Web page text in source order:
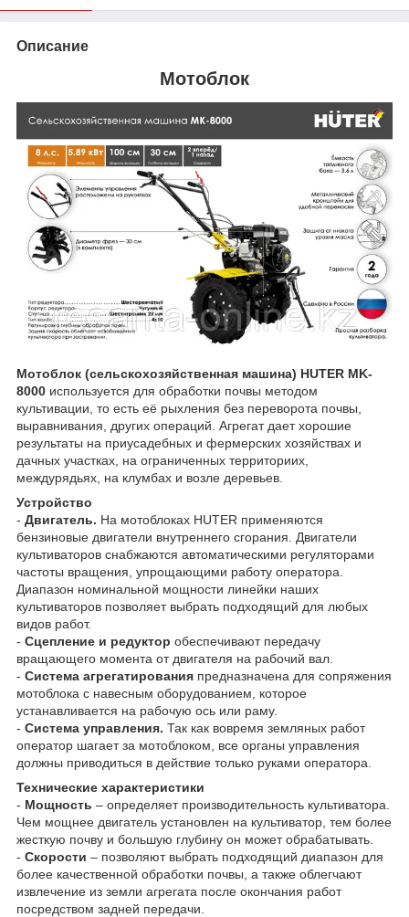
Описание
Мотоблок
Мотоблок (сельскохозяйственная машина) HUTER MK-
8000 используется для обработки почвы методом
культивации, то есть её рыхления без переворота почвы,
выравнивания, других операций. Агрегат дает хорошие
результаты на приусадебных и фермерских хозяйствах и
дачных участках, на ограниченных территориих,
междурядьях, на клумбах и возле деревьев.
Устройство
- Двигатель. На мотоблоках HUTER применяются
бензиновые двигатели внутреннего сгорания. Двигатели
культиваторов снабжаются автоматическими регуляторами
частоты вращения, упрощающими работу оператора.
Диапазон номинальной мощности линейки наших
культиваторов позволяет выбрать подходящий для любых
видов работ.
- Сцепление и редуктор обеспечивают передачу
вращающего момента от двигателя на рабочий вал.
- Система агрегатирования предназначена для сопряжения
мотоблока с навесным оборудованием, которое
устанавливается на рабочую ось или раму.
- Система управления. Так как вовремя земляных работ
оператор шагает за мотоблоком, все органы управления
должны приводиться в действие только руками оператора.
Технические характеристики
- Мощность – определяет производительность культиватора.
Чем мощнее двигатель установлен на культиватор, тем более
жесткую почву и большую глубину он может обрабатывать.
- Скорости – позволяют выбрать подходящий диапазон для
более качественной обработки почвы, а также облегчают
извлечение из земли агрегата после окончания работ
посредством задней передачи.